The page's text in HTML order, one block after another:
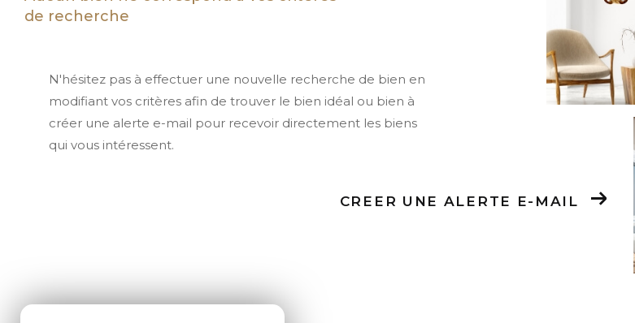
de recherche
N'hésitez pas à effectuer une nouvelle recherche de bien en
modifiant vos critères afin de trouver le bien idéal ou bien à
créer une alerte e-mail pour recevoir directement les biens
qui vous intéressent.
CREER UNE ALERTE E-MAIL